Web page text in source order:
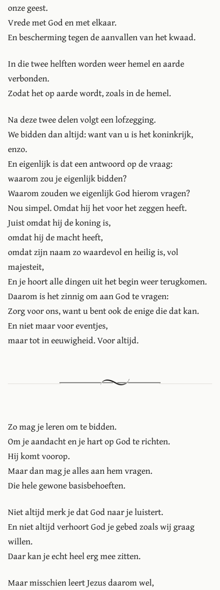
onze geest.
Vrede met God en met elkaar.
En bescherming tegen de aanvallen van het kwaad.
In die twee helften worden weer hemel en aarde
verbonden.
Zodat het op aarde wordt, zoals in de hemel.
Na deze twee delen volgt een lofzegging.
We bidden dan altijd: want van u is het koninkrijk,
enzo.
En eigenlijk is dat een antwoord op de vraag:
waarom zou je eigenlijk bidden?
Waarom zouden we eigenlijk God hierom vragen?
Nou simpel. Omdat hij het voor het zeggen heeft.
Juist omdat hij de koning is,
omdat hij de macht heeft,
omdat zijn naam zo waardevol en heilig is, vol
majesteit,
En je hoort alle dingen uit het begin weer terugkomen.
Daarom is het zinnig om aan God te vragen:
Zorg voor ons, want u bent ook de enige die dat kan.
En niet maar voor eventjes,
maar tot in eeuwigheid. Voor altijd.
Zo mag je leren om te bidden.
Om je aandacht en je hart op God te richten.
Hij komt voorop.
Maar dan mag je alles aan hem vragen.
Die hele gewone basisbehoeften.
Niet altijd merk je dat God naar je luistert.
En niet altijd verhoort God je gebed zoals wij graag
willen.
Daar kan je echt heel erg mee zitten.
Maar misschien leert Jezus daarom wel,